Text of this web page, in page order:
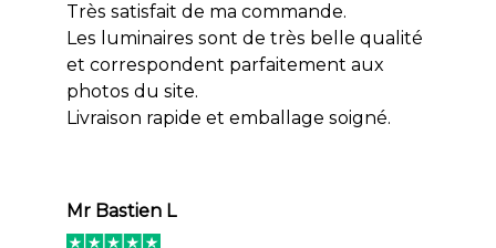
Très satisfait de ma commande.
Les luminaires sont de très belle qualité
et correspondent parfaitement aux
photos du site.
Livraison rapide et emballage soigné.
Mr Bastien L